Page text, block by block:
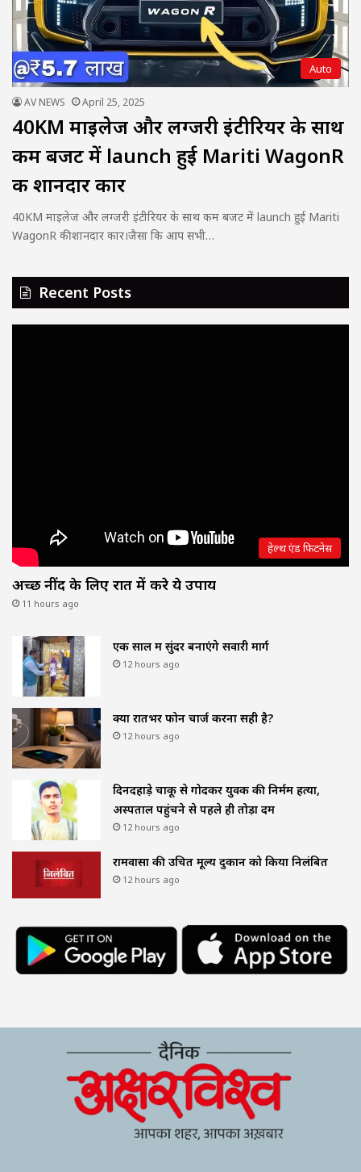
Auto
AV NEWS April 25, 2025
40KM माइलेज और लग्जरी इंटीरियर के साथ
कम बजट में launch हुई Mariti WagonR
की शानदार कार
40KM माइलेज और लग्जरी इंटीरियर के साथ कम बजट में launch हुई Mariti
WagonR की शानदार कार।जैसा कि आप सभी…
Recent Posts
हेल्थ एंड फिटनेस
अच्छी नींद के लिए रात में करे ये उपाय
11 hours ago
एक साल में सुंदर बनाएंगे सवारी मार्ग
12 hours ago
क्या रातभर फोन चार्ज करना सही है?
12 hours ago
दिनदहाड़े चाकू से गोदकर युवक की निर्मम हत्या,
अस्पताल पहुंचने से पहले ही तोड़ा दम
12 hours ago
रामवासा की उचित मूल्य दुकान को किया निलंबित
12 hours ago